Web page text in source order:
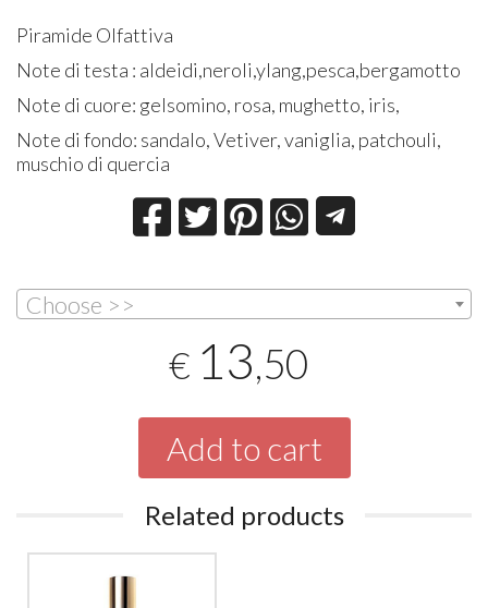
Piramide Olfattiva
Note di testa : aldeidi,neroli,ylang,pesca,bergamotto
Note di cuore: gelsomino, rosa, mughetto, iris,
Note di fondo: sandalo, Vetiver, vaniglia, patchouli,
muschio di quercia
Choose >>
€ 13,50
Add to cart
Related products